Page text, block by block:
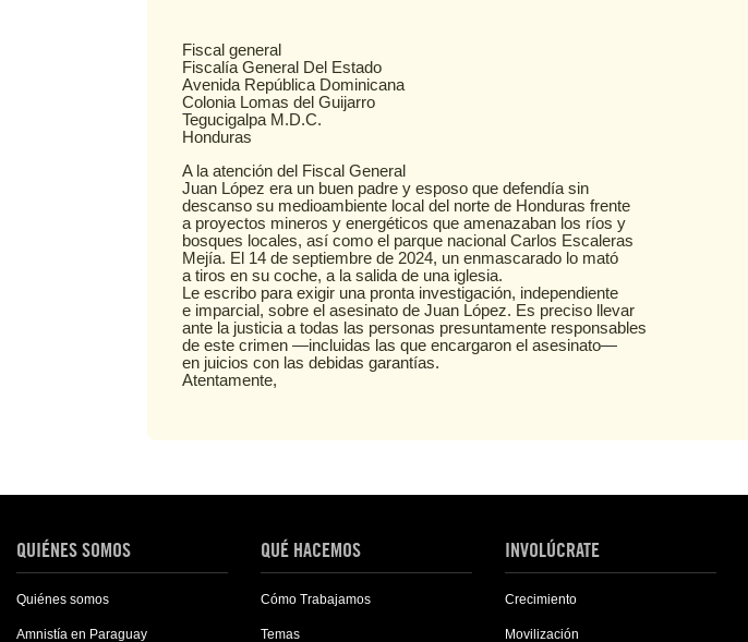
Fiscal general
Fiscalía General Del Estado
Avenida República Dominicana
Colonia Lomas del Guijarro
Tegucigalpa M.D.C.
Honduras
A la atención del Fiscal General
Juan López era un buen padre y esposo que defendía sin
descanso su medioambiente local del norte de Honduras frente
a proyectos mineros y energéticos que amenazaban los ríos y
bosques locales, así como el parque nacional Carlos Escaleras
Mejía. El 14 de septiembre de 2024, un enmascarado lo mató
a tiros en su coche, a la salida de una iglesia.
Le escribo para exigir una pronta investigación, independiente
e imparcial, sobre el asesinato de Juan López. Es preciso llevar
ante la justicia a todas las personas presuntamente responsables
de este crimen —incluidas las que encargaron el asesinato—
en juicios con las debidas garantías.
Atentamente,
QUIÉNES SOMOS
Quiénes somos
Amnistía en Paraguay
QUÉ HACEMOS
Cómo Trabajamos
Temas
INVOLÚCRATE
Crecimiento
Movilización